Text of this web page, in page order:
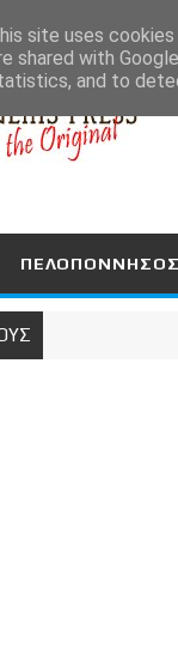
ΠΕΛΟΠΟΝΝΗΣΟΣ
site uses
shared with
and to